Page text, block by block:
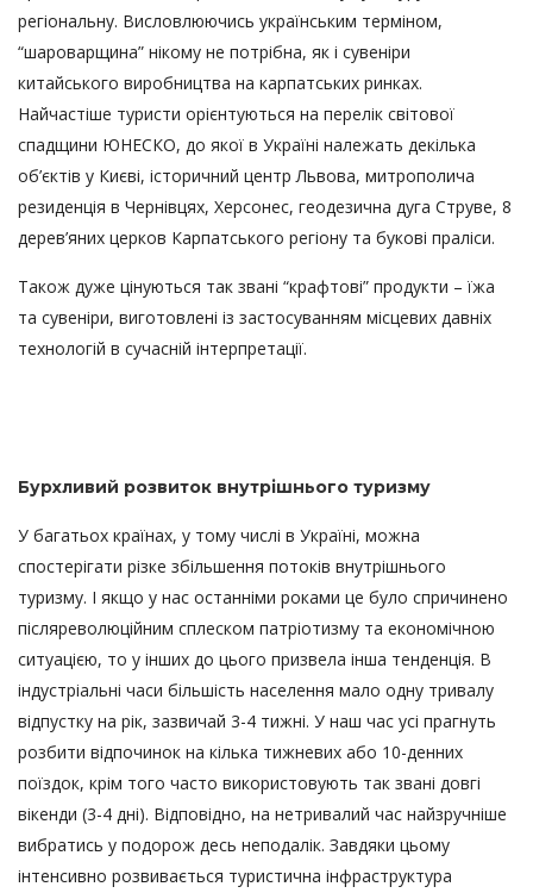
регіональну. Висловлюючись українським терміном,
“шароварщина” нікому не потрібна, як і сувеніри
китайського виробництва на карпатських ринках.
Найчастіше туристи орієнтуються на перелік світової
спадщини ЮНЕСКО, до якої в Україні належать декілька
об’єктів у Києві, історичний центр Львова, митрополича
резиденція в Чернівцях, Херсонес, геодезична дуга Струве, 8
дерев’яних церков Карпатського регіону та букові праліси.
Також дуже цінуються так звані “крафтові” продукти – їжа
та сувеніри, виготовлені із застосуванням місцевих давніх
технологій в сучасній інтерпретації.
Бурхливий розвиток внутрішнього туризму
У багатьох країнах, у тому числі в Україні, можна
спостерігати різке збільшення потоків внутрішнього
туризму. І якщо у нас останніми роками це було спричинено
післяреволюційним сплеском патріотизму та економічною
ситуацією, то у інших до цього призвела інша тенденція. В
індустріальні часи більшість населення мало одну тривалу
відпустку на рік, зазвичай 3-4 тижні. У наш час усі прагнуть
розбити відпочинок на кілька тижневих або 10-денних
поїздок, крім того часто використовують так звані довгі
вікенди (3-4 дні). Відповідно, на нетривалий час найзручніше
вибратись у подорож десь неподалік. Завдяки цьому
інтенсивно розвивається туристична інфраструктура